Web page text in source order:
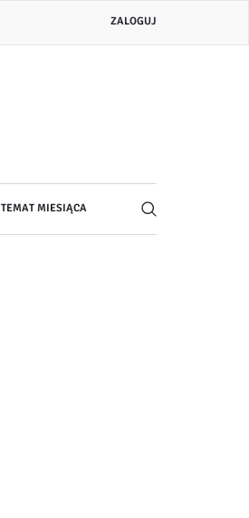
Menu
konta
ZALOGUJ
TEMAT MIESIĄCA